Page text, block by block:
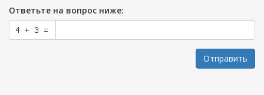
Ответьте на вопрос ниже:
Отправить